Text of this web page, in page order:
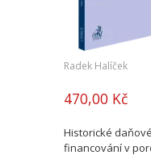
Radek Halíček
470,00 Kč
Historické
financování v